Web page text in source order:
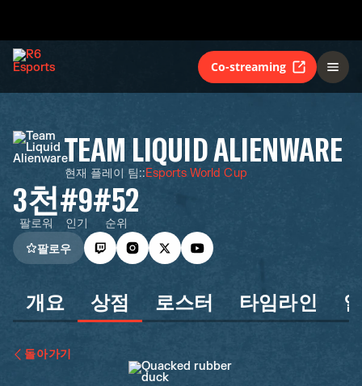
Co-streaming
TEAM LIQUID ALIENWARE
현재 플레이 팀::Esports World Cup
3천
팔로워
#9
인기
#52
순위
팔로우
개요 상점 로스터 타임라인
돌아가기